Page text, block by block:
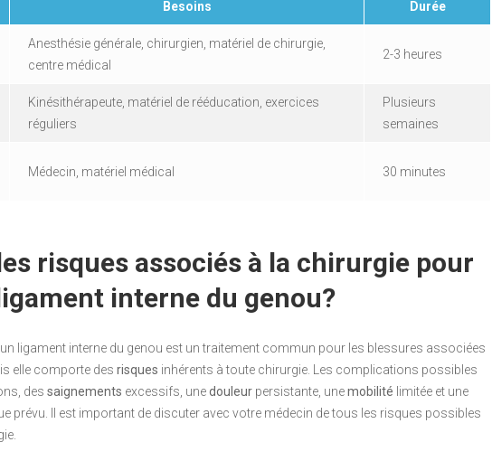
Besoins Durée
Anesthésie générale, chirurgien, matériel de chirurgie,
centre médical
2-3 heures
Kinésithérapeute, matériel de rééducation, exercices
réguliers
Plusieurs
semaines
Médecin, matériel médical 30 minutes
risques associés à la chirurgie pour
interne du genou?
un ligament interne du genou est un traitement commun pour les blessures associées
elle comporte des risques inhérents à toute chirurgie. Les complications possibles
des saignements excessifs, unedouleur persistante, unemobilité limitée et une
prévu. Il est important de discuter avec votre médecin de tous les risques possibles